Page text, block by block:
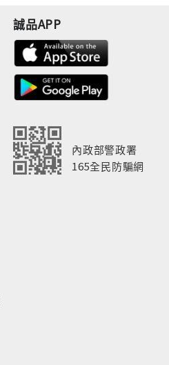
誠品APP
內政部警政署
165全民防騙網